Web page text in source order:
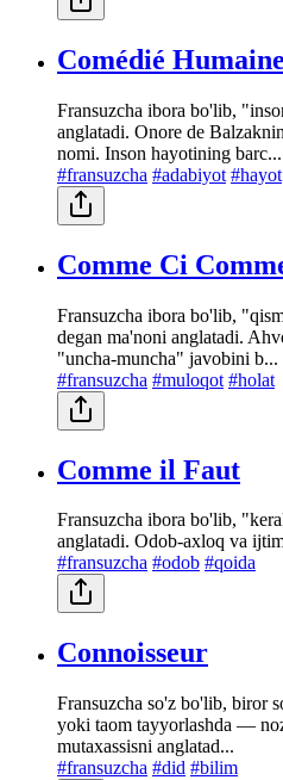
Comédié Humaine
Fransuzcha ibora bo'lib,
anglatadi. Onore de
nomi. Inson hayotining barc...
#fransuzcha #adabiyot #hayot
Comme Ci
Fransuzcha ibora bo'lib,
degan ma'noni anglatadi.
"uncha-muncha" javobini b...
#fransuzcha #muloqot #holat
Comme il Faut
Fransuzcha ibora bo'lib,
anglatadi. Odob-axloq va
#fransuzcha #odob #qoida
Connoisseur
Fransuzcha so'z bo'lib, biror
yoki taom tayyorlashda —
mutaxassisni anglatad...
#fransuzcha #did #bilim